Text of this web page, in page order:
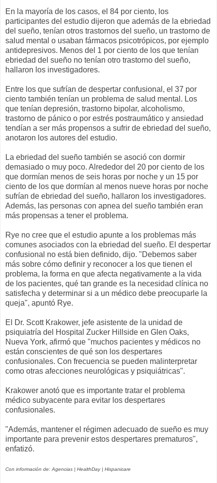
En la mayoría de los casos, el 84 por ciento, los
participantes del estudio dijeron que además de la ebriedad
del sueño, tenían otros trastornos del sueño, un trastorno de
salud mental o usaban fármacos psicotrópicos, por ejemplo
antidepresivos. Menos del 1 por ciento de los que tenían
ebriedad del sueño no tenían otro trastorno del sueño,
hallaron los investigadores.
Entre los que sufrían de despertar confusional, el 37 por
ciento también tenían un problema de salud mental. Los
que tenían depresión, trastorno bipolar, alcoholismo,
trastorno de pánico o por estrés postraumático y ansiedad
tendían a ser más propensos a sufrir de ebriedad del sueño,
anotaron los autores del estudio.
La ebriedad del sueño también se asoció con dormir
demasiado o muy poco. Alrededor del 20 por ciento de los
que dormían menos de seis horas por noche y un 15 por
ciento de los que dormían al menos nueve horas por noche
sufrían de ebriedad del sueño, hallaron los investigadores.
Además, las personas con apnea del sueño también eran
más propensas a tener el problema.
Rye no cree que el estudio apunte a los problemas más
comunes asociados con la ebriedad del sueño. El despertar
confusional no está bien definido, dijo. "Debemos saber
más sobre cómo definir y reconocer a los que tienen el
problema, la forma en que afecta negativamente a la vida
de los pacientes, qué tan grande es la necesidad clínica no
satisfecha y determinar si a un médico debe preocuparle la
queja", apuntó Rye.
El Dr. Scott Krakower, jefe asistente de la unidad de
psiquiatría del Hospital Zucker Hillside en Glen Oaks,
Nueva York, afirmó que "muchos pacientes y médicos no
están conscientes de qué son los despertares
confusionales. Con frecuencia se pueden malinterpretar
como otras afecciones neurológicas y psiquiátricas".
Krakower anotó que es importante tratar el problema
médico subyacente para evitar los despertares
confusionales.
"Además, mantener el régimen adecuado de sueño es muy
importante para prevenir estos despertares prematuros",
enfatizó.
Con información de: Agencias | HealthDay | Hispanicare